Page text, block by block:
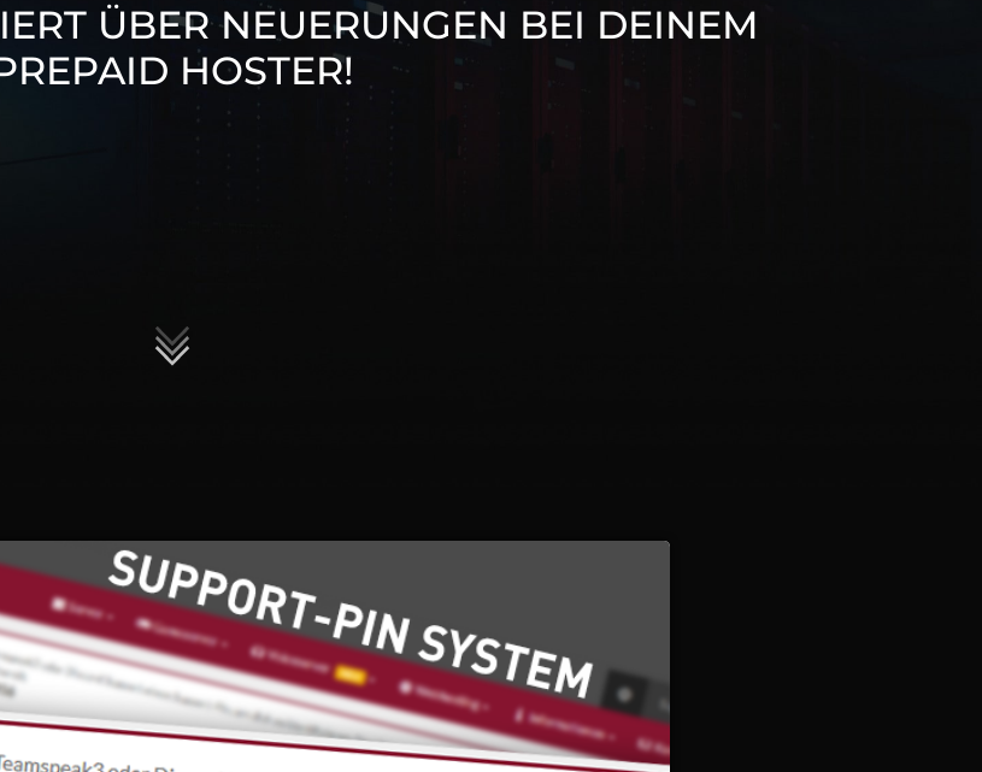
ÜBER NEUERUNGEN BEI DEINEM
HOSTER!